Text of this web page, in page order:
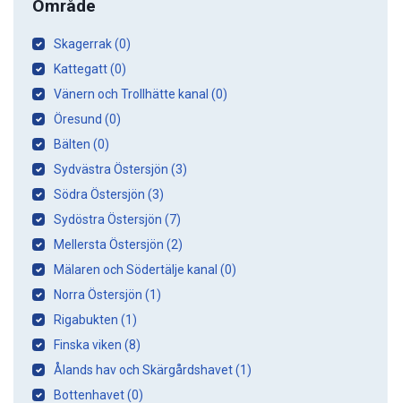
Område
Skagerrak (0)
Kattegatt (0)
Vänern och Trollhätte kanal (0)
Öresund (0)
Bälten (0)
Sydvästra Östersjön (3)
Södra Östersjön (3)
Sydöstra Östersjön (7)
Mellersta Östersjön (2)
Mälaren och Södertälje kanal (0)
Norra Östersjön (1)
Rigabukten (1)
Finska viken (8)
Ålands hav och Skärgårdshavet (1)
Bottenhavet (0)